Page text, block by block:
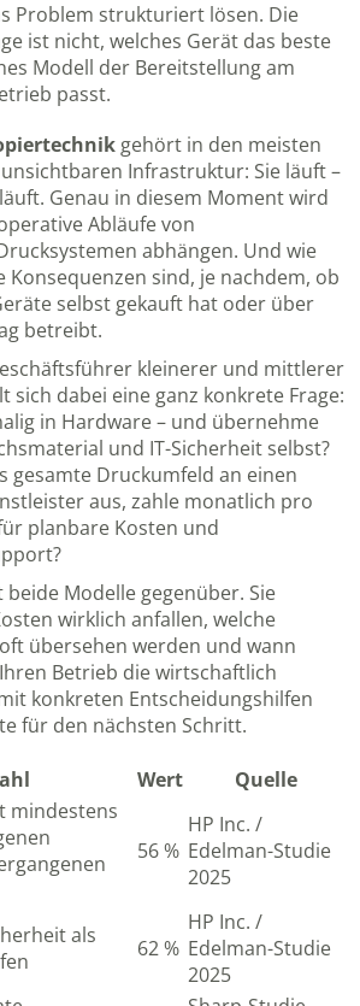
Problem strukturiert lösen. Die
ist nicht, welches Gerät das beste
Modell der Bereitstellung am
passt.
gehört in den meisten
Infrastruktur: Sie läuft –
Genau in diesem Moment wird
Abläufe von
abhängen. Und wie
sind, je nachdem, ob
selbst gekauft hat oder über
betreibt.
kleinerer und mittlerer
sich dabei eine ganz konkrete Frage:
in Hardware – und übernehme
und IT-Sicherheit selbst?
gesamte Druckumfeld an einen
aus, zahle monatlich pro
planbare Kosten und
Modelle gegenüber. Sie
wirklich anfallen, welche
übersehen werden und wann
Betrieb die wirtschaftlich
konkreten Entscheidungshilfen
für den nächsten Schritt.
Wert
Quelle
mindestens
56 %
HP Inc. /
Edelman-Studie
2025
als
62 %
HP Inc. /
Edelman-Studie
2025